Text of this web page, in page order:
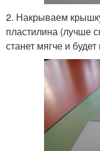
2. Накрываем
пластилина (лучше
станет мягче и